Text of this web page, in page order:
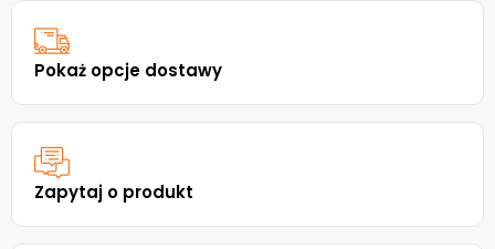
Pokaż opcje dostawy
Zapytaj o produkt